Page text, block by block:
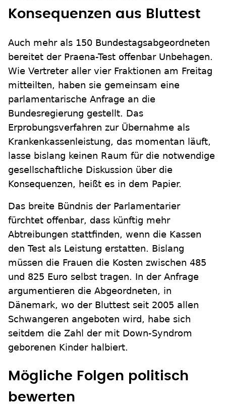
Konsequenzen aus Bluttest
Auch mehr als 150 Bundestagsabgeordneten
bereitet der Praena-Test offenbar Unbehagen.
Wie Vertreter aller vier Fraktionen am Freitag
mitteilten, haben sie gemeinsam eine
parlamentarische Anfrage an die
Bundesregierung gestellt. Das
Erprobungsverfahren zur Übernahme als
Krankenkassenleistung, das momentan läuft,
lasse bislang keinen Raum für die notwendige
gesellschaftliche Diskussion über die
Konsequenzen, heißt es in dem Papier.
Das breite Bündnis der Parlamentarier
fürchtet offenbar, dass künftig mehr
Abtreibungen stattfinden, wenn die Kassen
den Test als Leistung erstatten. Bislang
müssen die Frauen die Kosten zwischen 485
und 825 Euro selbst tragen. In der Anfrage
argumentieren die Abgeordneten, in
Dänemark, wo der Bluttest seit 2005 allen
Schwangeren angeboten wird, habe sich
seitdem die Zahl der mit Down-Syndrom
geborenen Kinder halbiert.
Mögliche Folgen politisch
bewerten